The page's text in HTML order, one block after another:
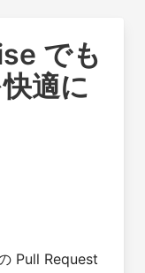
でも
適に
Pull Request